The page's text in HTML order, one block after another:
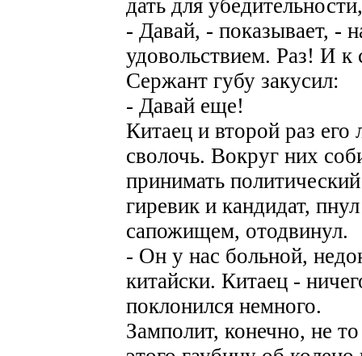
дать для
- Давай, - показывает, -
удовольствием. Раз! И к
Сержант губу закусил:
- Давай еще!
Китаец и второй раз его
сволочь. Вокруг них
принимать
гиревик и кандидат,
сапожищем, отодвинул.
- Он у нас больной,
китайски. Китаец -
поклонился немного.
Замполит, конечно, не